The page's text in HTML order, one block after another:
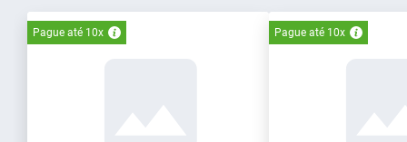
Pague até 10x Pague até 10x